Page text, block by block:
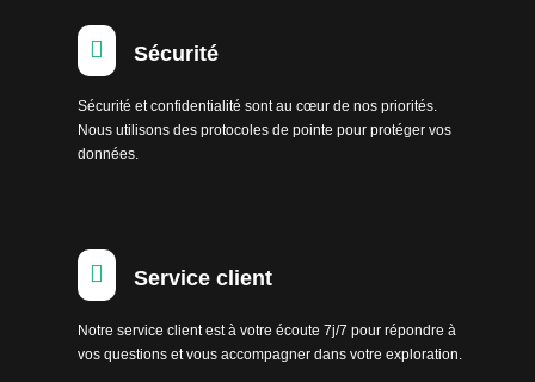
 Sécurité
Sécurité et confidentialité sont au cœur de nos priorités.
Nous utilisons des protocoles de pointe pour protéger vos
données.
 Service client
Notre service client est à votre écoute 7j/7 pour répondre à
vos questions et vous accompagner dans votre exploration.